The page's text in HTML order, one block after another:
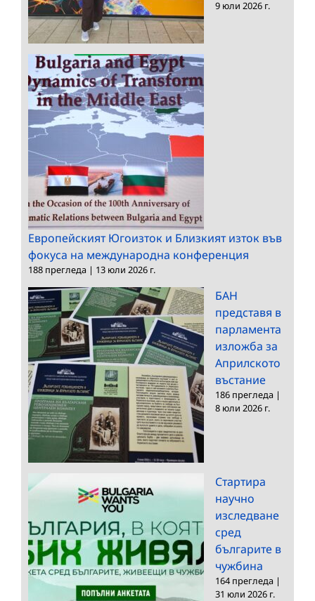
9 юли 2026 г.
Европейският Югоизток и Близкият изток във
фокуса на международна конференция
188 прегледа | 13 юли 2026 г.
БАН
представя в
парламента
изложба за
Априлското
въстание
186 прегледа |
8 юли 2026 г.
Стартира
научно
изследване
сред
българите в
чужбина
164 прегледа |
31 юли 2026 г.